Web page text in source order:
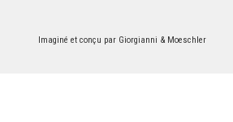
Imaginé et conçu par Giorgianni & Moeschler